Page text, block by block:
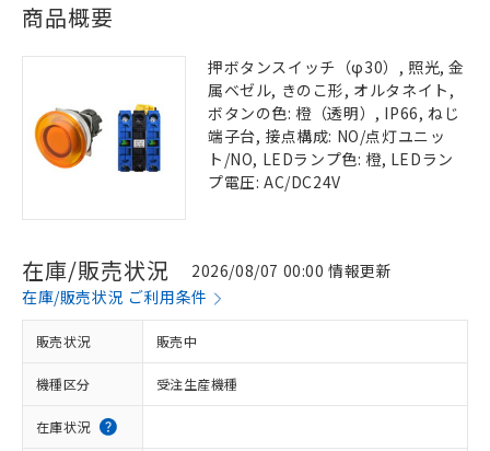
商品概要
押ボタンスイッチ（φ30）, 照光, 金
属ベゼル, きのこ形, オルタネイト,
ボタンの色: 橙（透明）, IP66, ねじ
端子台, 接点構成: NO/点灯ユニッ
ト/NO, LEDランプ色: 橙, LEDラン
プ電圧: AC/DC24V
在庫/販売状況
2026/08/07 00:00 情報更新
在庫/販売状況 ご利用条件
販売状況 販売中
機種区分 受注生産機種
在庫状況